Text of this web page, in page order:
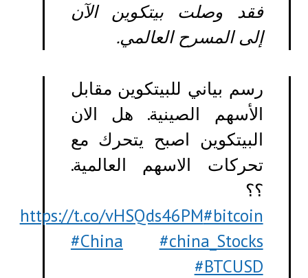
فقد وصلت بيتكوين الآن
إلى المسرح العالمي.
رسم بياني للبيتكوين مقابل
الأسهم الصينية. هل الان
البيتكوين اصبح يتحرك مع
تحركات الاسهم العالمية.
؟؟
https://t.co/vHSQds46PM#bitcoin
#China
#china_Stocks
#BTCUSD